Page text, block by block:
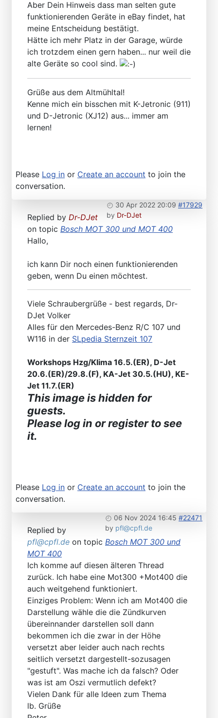
Aber Dein Hinweis dass man selten gute
funktionierenden Geräte in eBay findet, hat
meine Entscheidung bestätigt.
Hätte ich mehr Platz in der Garage, würde
ich trotzdem einen gern haben... nur weil die
alte Geräte so cool sind.
Grüße aus dem Altmühltal!
Kenne mich ein bisschen mit K-Jetronic (911)
und D-Jetronic (XJ12) aus... immer am
lernen!
Please Log in or Create an account to join the
conversation.
30 Apr 2022 20:09 #17929
by Dr-DJet
Replied by Dr-DJet
on topic Bosch MOT 300 und MOT 400
Hallo,
ich kann Dir noch einen funktionierenden
geben, wenn Du einen möchtest.
Viele Schraubergrüße - best regards, Dr-
DJet Volker
Alles für den Mercedes-Benz R/C 107 und
W116 in der SLpedia Sternzeit 107
Workshops Hzg/Klima 16.5.(ER), D-Jet
20.6.(ER)/29.8.(F), KA-Jet 30.5.(HU), KE-
Jet 11.7.(ER)
This image is hidden for
guests.
Please log in or register to see
it.
Please Log in or Create an account to join the
conversation.
06 Nov 2024 16:45 #22471
by pfl@cpfl.de
Replied by
pfl@cpfl.de on topic Bosch MOT 300 und
MOT 400
Ich komme auf diesen älteren Thread
zurück. Ich habe eine Mot300 +Mot400 die
auch weitgehend funktioniert.
Einziges Problem: Wenn ich am Mot400 die
Darstellung wähle die die Zündkurven
übereinnander darstellen soll dann
bekommen ich die zwar in der Höhe
versetzt aber leider auch nach rechts
seitlich versetzt dargestellt-sozusagen
"gestuft". Was mache ich da falsch? Oder
was ist am Oszi vermutlich defekt?
Vielen Dank für alle Ideen zum Thema
lb. Grüße